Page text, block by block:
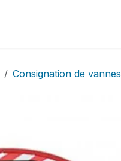
Consignation de vannes